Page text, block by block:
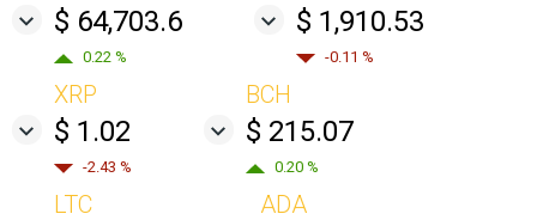
$ 64,703.6
0.22 %
$ 1,910.53
-0.11 %
XRP
$ 1.02
-2.43 %
BCH
$ 215.07
0.20 %
LTC ADA